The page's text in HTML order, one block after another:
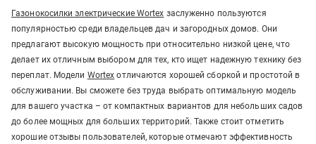
Газонокосилки электрические Wortex заслуженно пользуются
популярностью среди владельцев дач и загородных домов. Они
предлагают высокую мощность при относительно низкой цене, что
делает их отличным выбором для тех, кто ищет надежную технику без
переплат. Модели Wortex отличаются хорошей сборкой и простотой в
обслуживании. Вы сможете без труда выбрать оптимальную модель
для вашего участка – от компактных вариантов для небольших садов
до более мощных для больших территорий. Также стоит отметить
хорошие отзывы пользователей, которые отмечают эффективность